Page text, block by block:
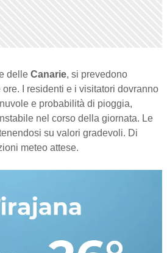
delle Canarie, si prevedono
I residenti e i visitatori dovranno
e probabilità di pioggia,
nel corso della giornata. Le
su valori gradevoli. Di
meteo attese.